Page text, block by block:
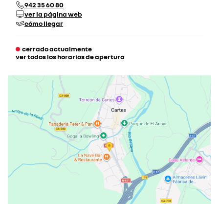
942 35 60 80
ver la página web
cómo llegar
cerrado actualmente
ver todos los horarios de apertura
martes
09:30 - 13:0016:00 - 20:00
miércoles
09:30 - 13:00
16:00 - 20:00
09:30 - 13:00
16:00 - 20:00
09:30 - 13:00
16:00 - 20:00
sábado
10:00 - 13:00 cerrado actualmente
domingo
cerrado actualmente